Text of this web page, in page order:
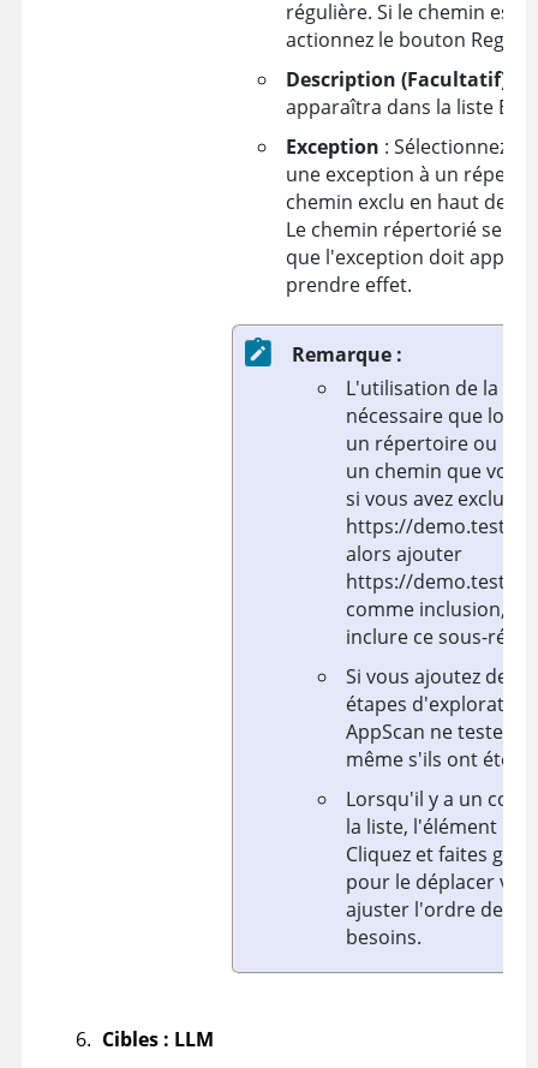
régulière. Si le chemin est
actionnez le bouton RegEx.
Description (Facultatif)
apparaîtra dans la liste
Exception : Sélectionnez
une exception à un
chemin exclu en haut de
Le chemin répertorié sera
que l'exception doit
prendre effet.
Remarque :
L'utilisation de la
nécessaire que
un répertoire ou un
un chemin que vous
si vous avez exclu
https://
alors ajouter
https://
comme inclusion,
inclure ce sous-
Si vous ajoutez des
étapes
AppScan ne testera
même s'ils ont été
Lorsqu'il y a un
la liste, l'élément le
Cliquez et faites
pour le déplacer
ajuster l'ordre des
besoins.
Cibles : LLM